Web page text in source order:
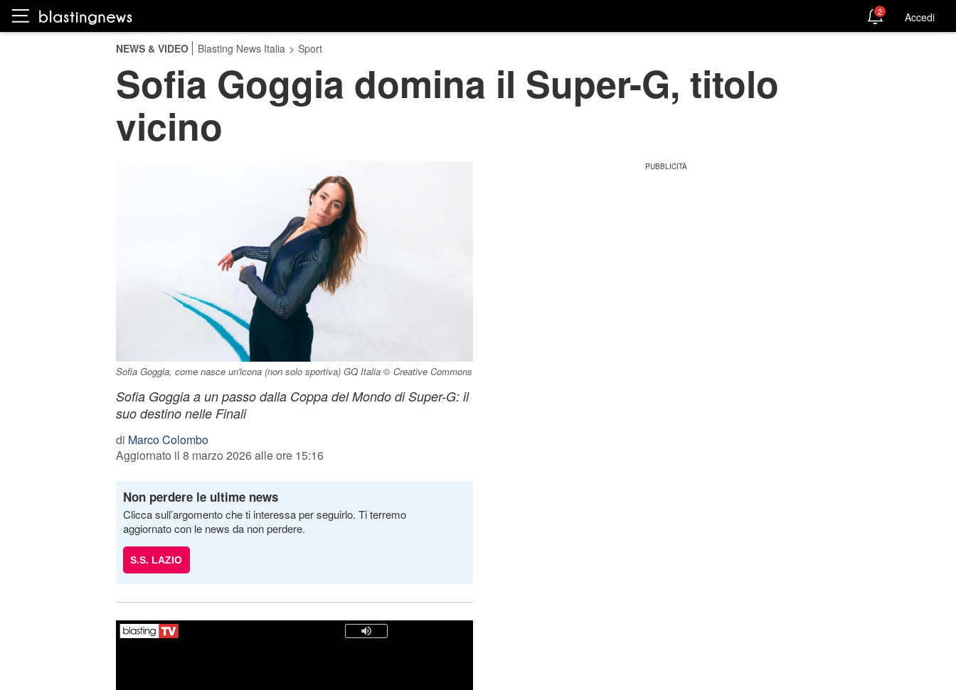
2 Accedi
NEWS & VIDEO Blasting News Italia > Sport
Sofia Goggia domina il Super-G, titolo
vicino
Sofia Goggia, come nasce un'icona (non solo sportiva) GQ Italia © Creative Commons
Sofia Goggia a un passo dalla Coppa del Mondo di Super-G: il
suo destino nelle Finali
di Marco Colombo
Aggiornato il 8 marzo 2026 alle ore 15:16
Non perdere le ultime news
Clicca sull’argomento che ti interessa per seguirlo. Ti terremo
aggiornato con le news da non perdere.
S.S. LAZIO